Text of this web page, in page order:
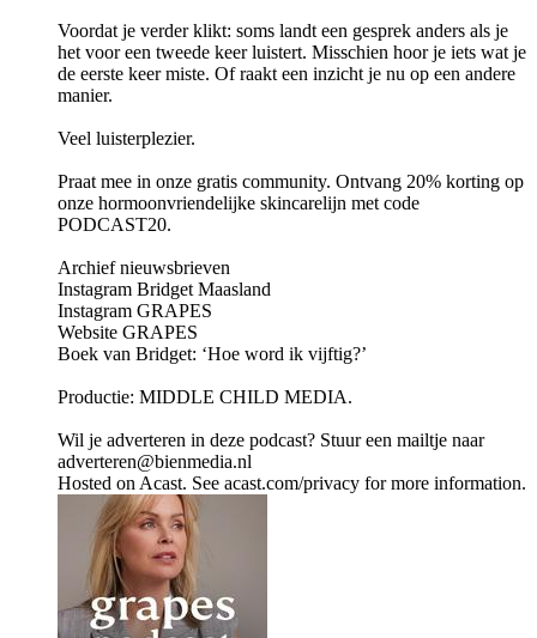
Voordat je verder klikt: soms landt een gesprek anders als je
het voor een tweede keer luistert. Misschien hoor je iets wat je
de eerste keer miste. Of raakt een inzicht je nu op een andere
manier.
Veel luisterplezier.
Praat mee in onze gratis community. Ontvang 20% korting op
onze hormoonvriendelijke skincarelijn met code
PODCAST20.
Archief nieuwsbrieven
Instagram Bridget Maasland
Instagram GRAPES
Website GRAPES
Boek van Bridget: ‘Hoe word ik vijftig?’
Productie: MIDDLE CHILD MEDIA.
Wil je adverteren in deze podcast? Stuur een mailtje naar
adverteren@bienmedia.nl
Hosted on Acast. See acast.com/privacy for more information.